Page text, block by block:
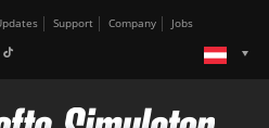
Support Company Jobs